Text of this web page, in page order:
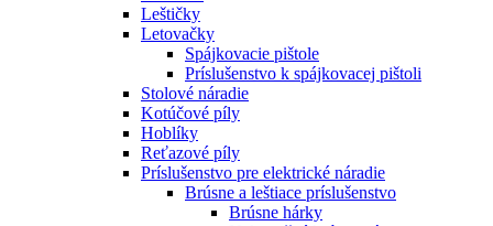
Leštičky
Letovačky
Spájkovacie pištole
Príslušenstvo k spájkovacej pištoli
Stolové náradie
Kotúčové píly
Hoblíky
Reťazové píly
Príslušenstvo pre elektrické náradie
Brúsne a leštiace príslušenstvo
Brúsne hárky